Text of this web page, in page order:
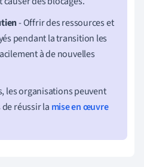
- Offrir des ressources et
pendant la transition les
à de nouvelles
les organisations peuvent
réussir la mise en œuvre